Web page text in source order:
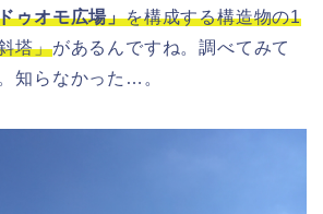
ゥオモ広場」を構成する構造物の1
塔」があるんですね。調べてみて
知らなかった…。